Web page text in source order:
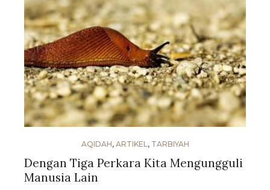
AQIDAH, ARTIKEL, TARBIYAH
Dengan Tiga Perkara Kita Mengungguli
Manusia Lain